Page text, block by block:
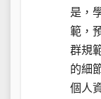
是，
範，
群規
的細
個人